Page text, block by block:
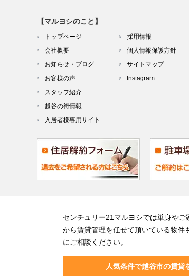
【マルヨシのこと】
トップページ
会社概要
お知らせ・ブログ
お客様の声
スタッフ紹介
越谷の街情報
入居者様専用サイト
採用情報
個人情報保護方針
サイトマップ
Instagram
センチュリー21マルヨシでは単身や
から賃貸管理を任せて頂いている物
にご相談ください。
人気条件で越谷市の賃貸